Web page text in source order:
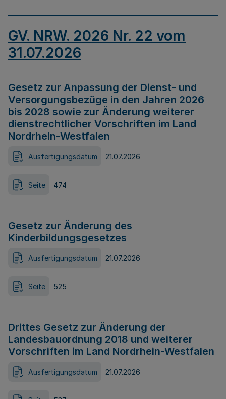
GV. NRW. 2026 Nr. 22 vom
31.07.2026
Gesetz zur Anpassung der Dienst- und
Versorgungsbezüge in den Jahren 2026
bis 2028 sowie zur Änderung weiterer
dienstrechtlicher Vorschriften im Land
Nordrhein-Westfalen
Ausfertigungsdatum 21.07.2026
Seite 474
Gesetz zur Änderung des
Kinderbildungsgesetzes
Ausfertigungsdatum 21.07.2026
Seite 525
Drittes Gesetz zur Änderung der
Landesbauordnung 2018 und weiterer
Vorschriften im Land Nordrhein-Westfalen
Ausfertigungsdatum 21.07.2026